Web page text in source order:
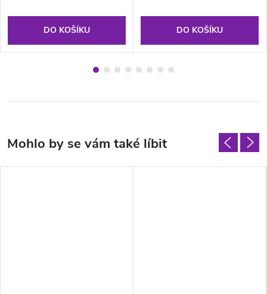
DO KOŠÍKU DO KOŠÍKU